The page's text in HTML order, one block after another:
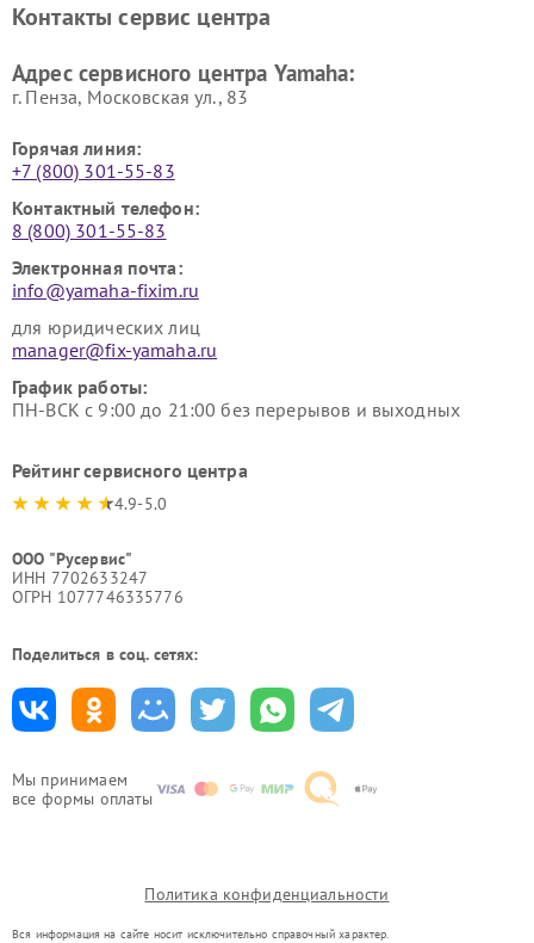
Мы принимаем
все формы оплаты
Yamaha
Yamaha
Контакты сервис центра
Адрес сервисного центра Yamaha:
г. Пенза, Московская ул., 83
Горячая линия:
+7 (800) 301-55-83
Контактный телефон:
8 (800) 301-55-83
Электронная почта:
info@yamaha-fixim.ru
для юридических лиц
manager@fix-yamaha.ru
График работы:
ПН-ВСК с 9:00 до 21:00 без перерывов и выходных
Рейтинг сервисного центра
4.9-5.0
ООО "Русервис"
ИНН 7702633247
ОГРН 1077746335776
Поделиться в соц. сетях:
Политика конфиденциальности
Вся информация на сайте носит исключительно справочный характер.